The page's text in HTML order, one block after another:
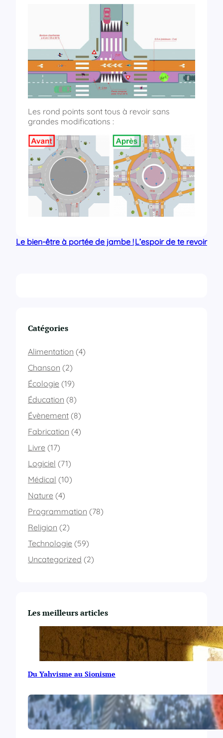
Les rond points sont tous à revoir sans
grandes modifications :
Le bien-être à portée de jambe !L’espoir de te revoir
Catégories
Alimentation (4)
Chanson (2)
Écologie (19)
Éducation (8)
Évènement (8)
Fabrication (4)
Livre (17)
Logiciel (71)
Médical (10)
Nature (4)
Programmation (78)
Religion (2)
Technologie (59)
Uncategorized (2)
Les meilleurs articles
Du Yahvisme au Sionisme